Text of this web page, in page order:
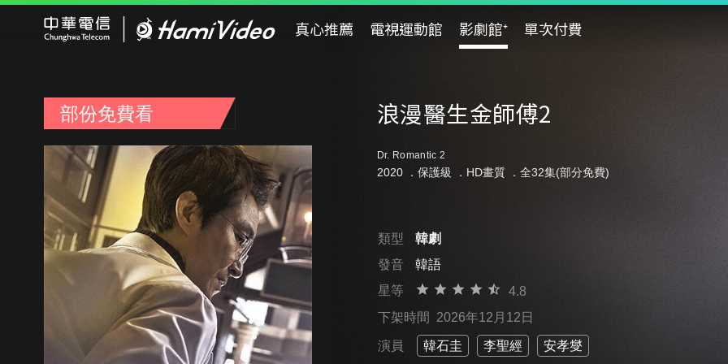
真心推薦 電視運動館 影劇館⁺ 單次付費
部份免費看 浪漫醫生金師傅2
Dr. Romantic 2
2020 ． 保護級 ．HD畫質 ．全32集(部分免費)
類型
韓劇
發音
韓語
星等
4.8
下架時間 2026年12月12日
演員 韓石圭 李聖經 安孝燮